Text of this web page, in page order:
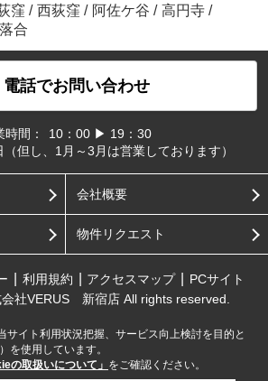
窪 / 西荻窪 / 阿佐ケ谷 / 高円寺 /
落合
電話でお問い合わせ
時間：
10：00 ▶ 19：30
（但し、1月～3月は営業しております）
会社概要
物件リクエスト
利用規約 アクセスマップ
PCサイト
社VERUS 新宿店 All rights reserved.
サイト利用状況把握、サービス向上検討を目的と
を使用しています。
の取扱いについて」 をご確認ください。